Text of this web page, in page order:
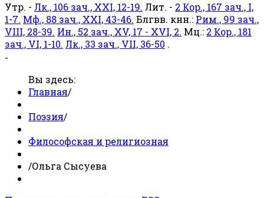
Утр. - Лк., 106 зач., XXI, 12-19. Лит. - 2 Кор., 167 зач., I,
1-7. Мф., 88 зач., XXI, 43-46. Блгвв. кнн.: Рим., 99 зач.,
VIII, 28-39. Ин., 52 зач., XV, 17 - XVI, 2. Мц.: 2 Кор., 181
зач., VI, 1-10. Лк., 33 зач., VII, 36-50 .
-
Вы здесь:
Главная/
Поэзия/
Философская и религиозная
/Ольга Сысуева